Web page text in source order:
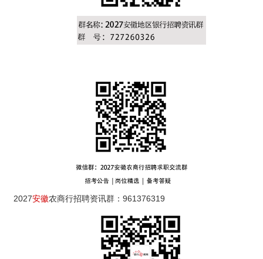
2027安徽农商行招聘资讯群：961376319